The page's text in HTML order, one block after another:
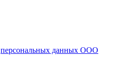
персональных данных ООО